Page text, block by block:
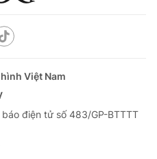
Việt Nam
điện tử số 483/GP-BTTTT